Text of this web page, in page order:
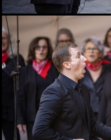
28.05.2026
Night of Young Leaders
27.05.2026
Zinzengrinsen - Das Fest
in und um die
Zinzendorfgasse
23.05.2026
Chorfestival: Voices of
Spirit erklangen in Graz
15.05.2026